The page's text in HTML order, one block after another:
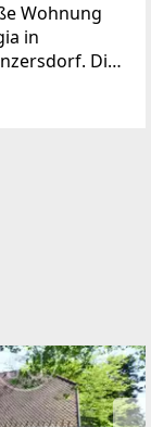
Wohnung
in
Die